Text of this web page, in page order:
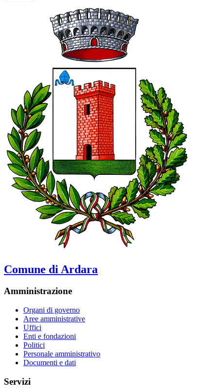
Comune di Ardara
Amministrazione
Organi di governo
Aree amministrative
Uffici
Enti e fondazioni
Politici
Personale amministrativo
Documenti e dati
Servizi